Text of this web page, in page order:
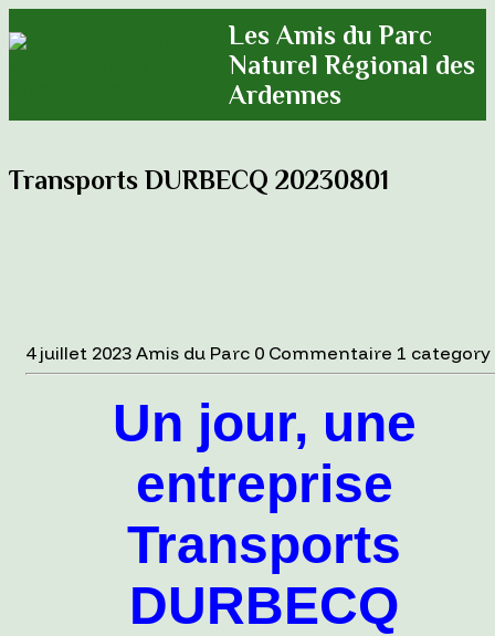
Les Amis du Parc
Naturel Régional des
Ardennes
Transports DURBECQ 20230801
4 juillet 2023 Amis du Parc 0 Commentaire 1 category
Un jour, une
entreprise
Transports
DURBECQ